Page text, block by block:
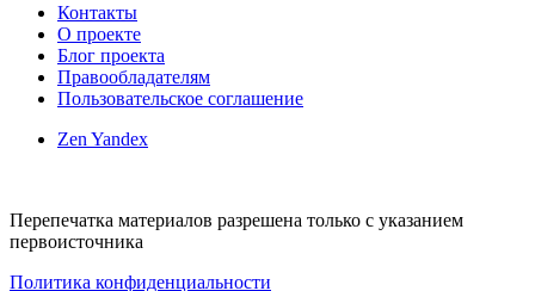
Контакты
О проекте
Блог проекта
Правообладателям
Пользовательское соглашение
Zen Yandex
Перепечатка материалов разрешена только с указанием
первоисточника
Политика конфиденциальности